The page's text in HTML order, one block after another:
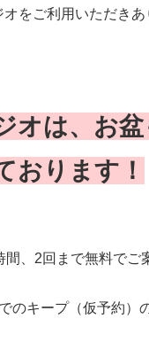
をご利用いただきあ
オは、 お
おります！
間、2回まで無料でご
のキープ（仮予約）